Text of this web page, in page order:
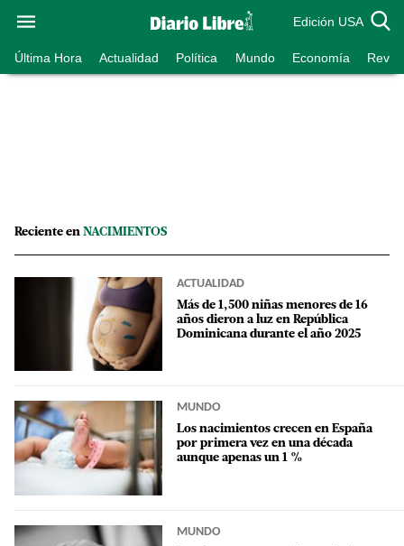
Edición USA
Última Hora Actualidad Política Mundo Economía
Reciente en NACIMIENTOS
ACTUALIDAD
Más de 1,500 niñas menores de 16
años dieron a luz en República
Dominicana durante el año 2025
MUNDO
Los nacimientos crecen en España
por primera vez en una década
aunque apenas un 1 %
MUNDO